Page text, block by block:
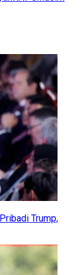
Trump,